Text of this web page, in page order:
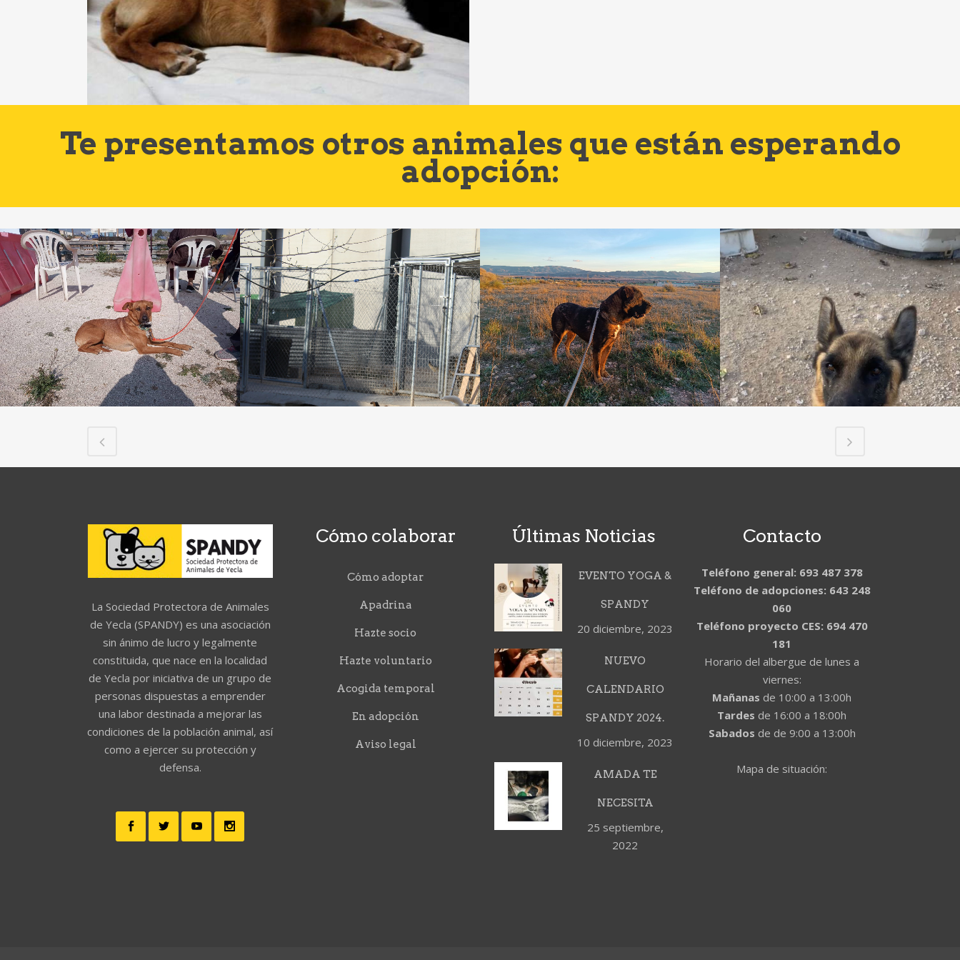
Te presentamos otros animales que están esperando
adopción:
La Sociedad Protectora de Animales
de Yecla (SPANDY) es una asociación
sin ánimo de lucro y legalmente
constituida, que nace en la localidad
de Yecla por iniciativa de un grupo de
personas dispuestas a emprender
una labor destinada a mejorar las
condiciones de la población animal, así
como a ejercer su protección y
defensa.
Cómo colaborar
Cómo adoptar
Apadrina
Hazte socio
Hazte voluntario
Acogida temporal
En adopción
Aviso legal
Últimas Noticias
EVENTO YOGA &
SPANDY
20 diciembre, 2023
NUEVO
CALENDARIO
SPANDY 2024.
10 diciembre, 2023
AMADA TE
NECESITA
25 septiembre,
2022
Contacto
Teléfono general: 693 487 378
Teléfono de adopciones: 643 248
060
Teléfono proyecto CES: 694 470
181
Horario del albergue de lunes a
viernes:
Mañanas de 10:00 a 13:00h
Tardes de 16:00 a 18:00h
Sabados de de 9:00 a 13:00h
Mapa de situación: